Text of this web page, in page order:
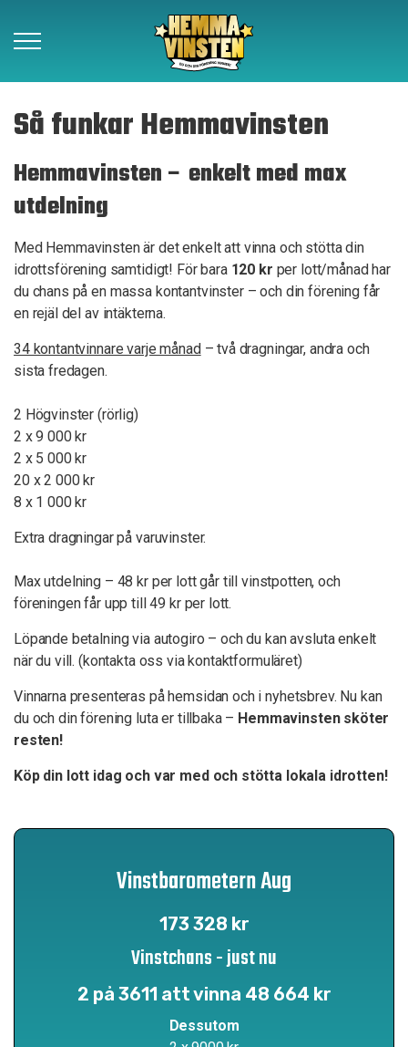
Vinnare
Så funkar det
Om Hemmavinsten
Kontakt
Föreningar
Samarbetspartners
Beställ lotter
Så funkar Hemmavinsten
Hemmavinsten – enkelt med max
utdelning
Med Hemmavinsten är det enkelt att vinna och stötta din
idrottsförening samtidigt! För bara 120 kr per lott/månad har
du chans på en massa kontantvinster – och din förening får
en rejäl del av intäkterna.
34 kontantvinnare varje månad– två dragningar, andra och
sista fredagen.
2 Högvinster (rörlig)
2 x 9 000 kr
2 x 5 000 kr
20 x 2 000 kr
8 x 1 000 kr
Extra dragningar på varuvinster.
Max utdelning – 48 kr per lott går till vinstpotten, och
föreningen får upp till 49 kr per lott.
Löpande betalning via autogiro – och du kan avsluta enkelt
när du vill. (kontakta oss via kontaktformuläret)
Vinnarna presenteras på hemsidan och i nyhetsbrev. Nu kan
du och din förening luta er tillbaka – Hemmavinsten sköter
resten!
Köp din lott idag och var med och stötta lokala idrotten!
Vinstbarometern Aug
173 328 kr
Vinstchans - just nu
2 på 3611 att vinna 48 664 kr
Dessutom